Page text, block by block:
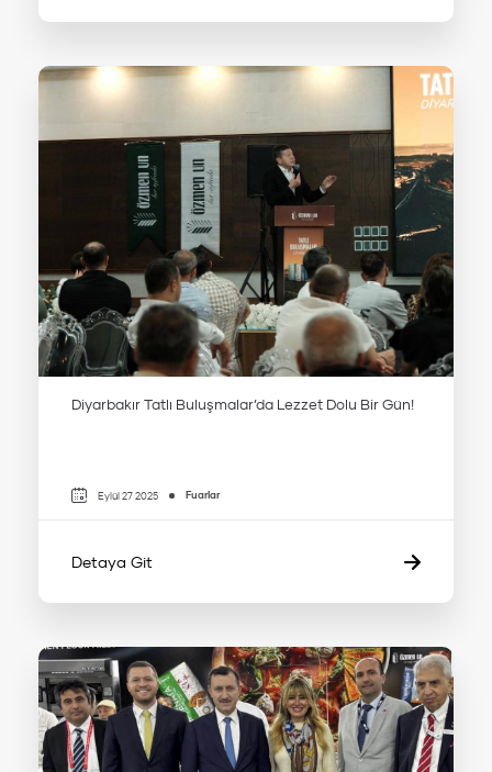
Diyarbakır Tatlı Buluşmalar’da Lezzet Dolu Bir Gün!
Eylül 27 2025 Fuarlar
Detaya Git